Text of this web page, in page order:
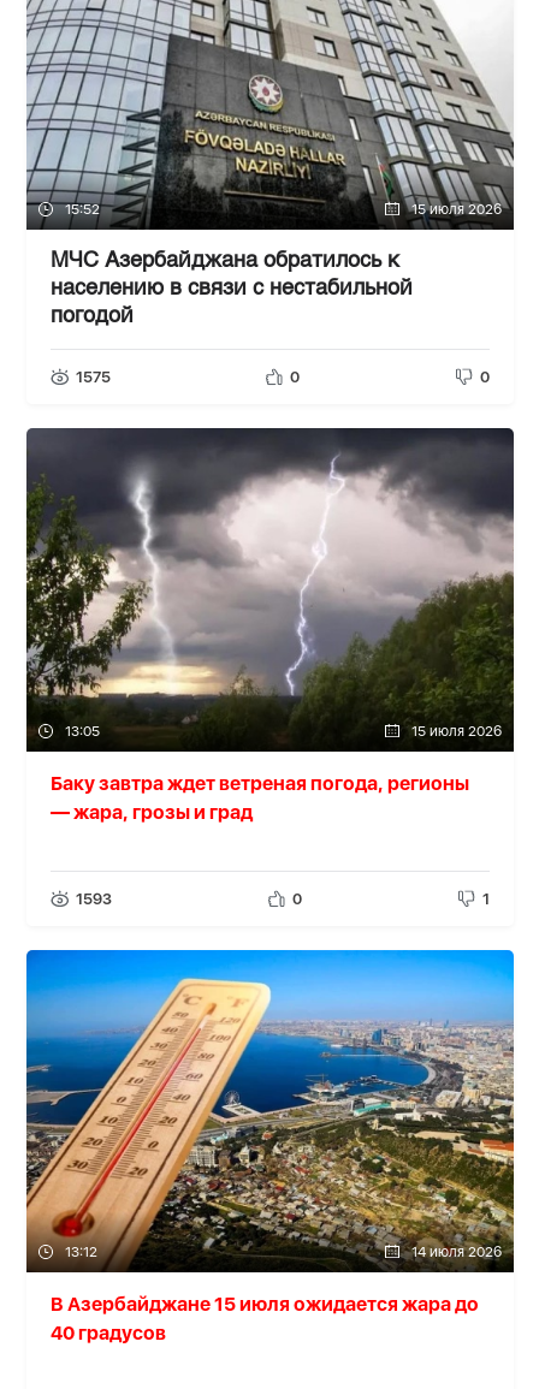
15:52 15 июля 2026
МЧС Азербайджана обратилось к
населению в связи с нестабильной
погодой
1575 0 0
13:05 15 июля 2026
Баку завтра ждет ветреная погода, регионы
— жара, грозы и град
1593 0 1
13:12 14 июля 2026
В Азербайджане 15 июля ожидается жара до
40 градусов